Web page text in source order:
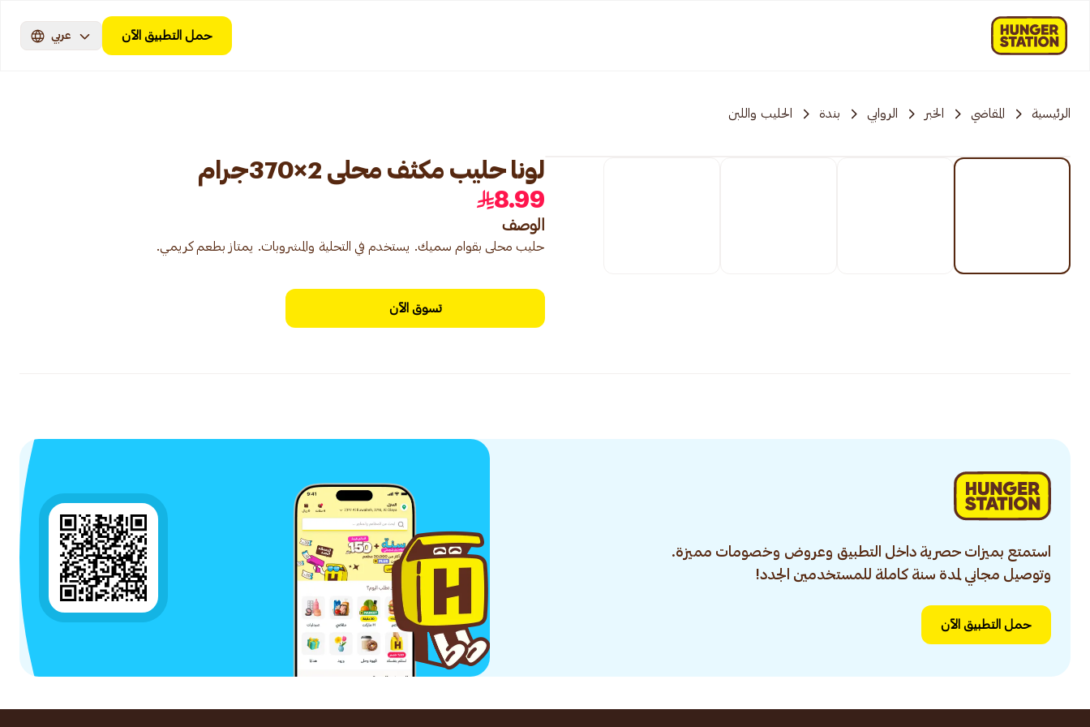
حمل التطبيق الآن عربي
الرئيسية المقاضي الخبر الروابي بندة الحليب واللبن
لونا حليب مكثف محلى 2×370جرام
8.99
الوصف
حليب محلى بقوام سميك. يستخدم في التحلية والمشروبات. يمتاز بطعم كريمي.
تسوق الآن
استمتع بميزات حصرية داخل التطبيق وعروض وخصومات مميزة.
وتوصيل مجاني لمدة سنة كاملة للمستخدمين الجدد!
حمل التطبيق الآن